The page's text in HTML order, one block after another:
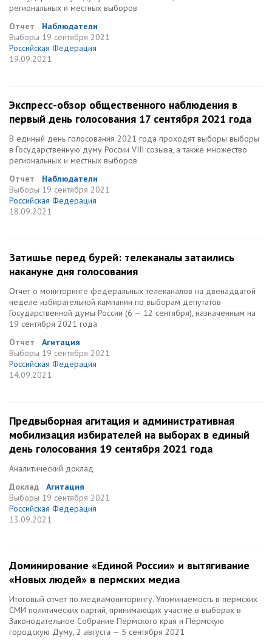
региональных и местных выборов
Отчет
Наблюдатели
Выборы 19 сентября 2021
Российская Федерация
19.09.2021
Экспресс-обзор общественного наблюдения в
первый день голосования 17 сентября 2021 года
В единый день голосования 2021 года проходят выборы выборы
в Государственную думу России VIII созыва, а также множество
региональных и местных выборов
Отчет
Наблюдатели
Выборы 19 сентября 2021
Российская Федерация
18.09.2021
Затишье перед бурей: телеканалы затаились
накануне дня голосования
Отчет о мониторинге федеральных телеканалов на двенадцатой
неделе избирательной кампании по выборам депутатов
Государственной думы России (6 — 12 сентября), назначенным на
19 сентября 2021 года
Отчет
Агитация
Выборы 19 сентября 2021
Российская Федерация
14.09.2021
Предвыборная агитация и административная
мобилизация избирателей на выборах в единый
день голосования 19 сентября 2021 года
Аналитический доклад
Доклад
Агитация
Выборы 19 сентября 2021
Российская Федерация
13.09.2021
Доминирование «Единой России» и вытягивание
«Новых людей» в пермских медиа
Итоговый отчет по медиамониторингу. Упоминаемость в пермских
СМИ политических партий, принимающих участие в выборах в
Законодательное Собрание Пермского края и Пермскую
городскую Думу, 2 августа — 5 сентября 2021